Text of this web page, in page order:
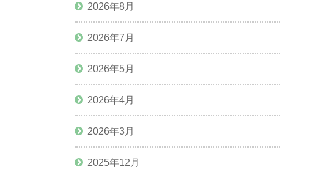
2026年8月
2026年7月
2026年5月
2026年4月
2026年3月
2025年12月